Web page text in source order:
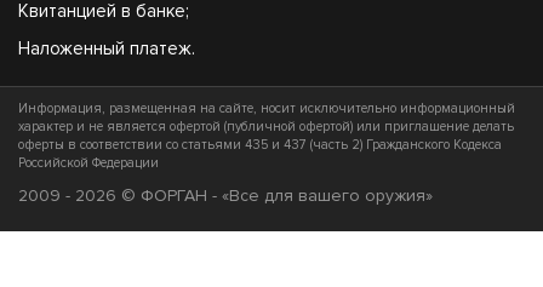
Квитанцией в банке;
Наложенный платеж.
Информация, размещенная на сайте, носит исключительно информационный
характер и не является офертой (публичной офертой) или приглашение делать
оферты в соответствии со статьями 435 и 437 (часть 2) Гражданского Кодекса
Российской Федерации
2009 - 2026 © ФОРГАН - «Все для вашего оружия»